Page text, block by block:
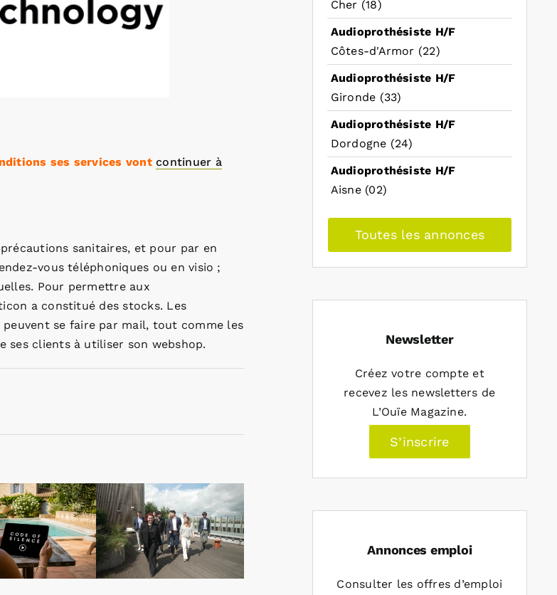
ses services vontcontinuer à
sanitaires, et pour par en
vous téléphoniques ou en visio ;
Pour permettre aux
a constitué des stocks. Les
se faire par mail, tout comme les
ses clients à utiliser son webshop.
Cher (18)
Audioprothésiste H/F
Côtes-d'Armor (22)
Audioprothésiste H/F
Gironde (33)
Audioprothésiste H/F
Dordogne (24)
Audioprothésiste H/F
Aisne (02)
Toutes les annonces
Newsletter
Créez votre compte et
recevez les newsletters de
L’Ouïe Magazine.
S’inscrire
Annonces emploi
Consulter les offres d’emploi